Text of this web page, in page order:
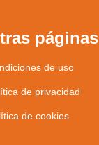
páginas
de uso
de privacidad
de cookies